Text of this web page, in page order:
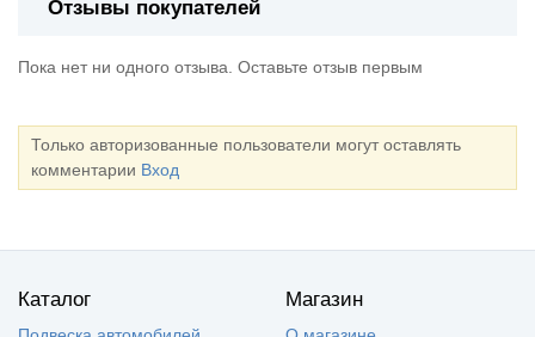
Отзывы покупателей
Пока нет ни одного отзыва. Оставьте отзыв первым
Только авторизованные пользователи могут оставлять
комментарии Вход
Каталог Магазин